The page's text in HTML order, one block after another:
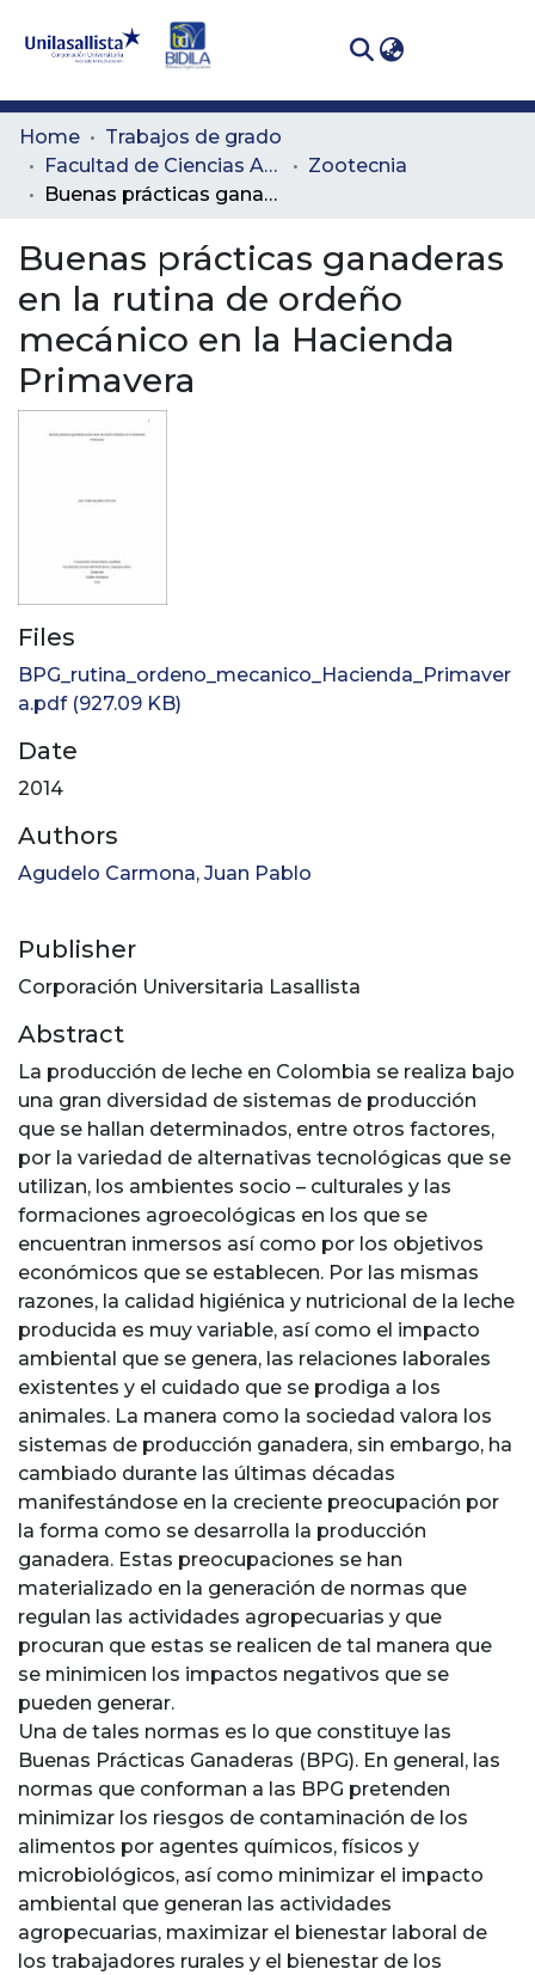
Communities
& Collections
All of DSpace
Statistics
Home
Trabajos de grado
Facultad de Ciencias Administrativas y Agropecuarias
Zootecnia
Buenas prácticas ganaderas en la rutina de ordeño mecánico en la Hacienda Primavera
Buenas prácticas ganaderas
en la rutina de ordeño
mecánico en la Hacienda
Primavera
Files
BPG_rutina_ordeno_mecanico_Hacienda_Primaver
a.pdf(927.09 KB)
Date
2014
Authors
Agudelo Carmona, Juan Pablo
Publisher
Corporación Universitaria Lasallista
Abstract
La producción de leche en Colombia se realiza bajo
una gran diversidad de sistemas de producción
que se hallan determinados, entre otros factores,
por la variedad de alternativas tecnológicas que se
utilizan, los ambientes socio – culturales y las
formaciones agroecológicas en los que se
encuentran inmersos así como por los objetivos
económicos que se establecen. Por las mismas
razones, la calidad higiénica y nutricional de la leche
producida es muy variable, así como el impacto
ambiental que se genera, las relaciones laborales
existentes y el cuidado que se prodiga a los
animales. La manera como la sociedad valora los
sistemas de producción ganadera, sin embargo, ha
cambiado durante las últimas décadas
manifestándose en la creciente preocupación por
la forma como se desarrolla la producción
ganadera. Estas preocupaciones se han
materializado en la generación de normas que
regulan las actividades agropecuarias y que
procuran que estas se realicen de tal manera que
se minimicen los impactos negativos que se
pueden generar.
Una de tales normas es lo que constituye las
Buenas Prácticas Ganaderas (BPG). En general, las
normas que conforman a las BPG pretenden
minimizar los riesgos de contaminación de los
alimentos por agentes químicos, físicos y
microbiológicos, así como minimizar el impacto
ambiental que generan las actividades
agropecuarias, maximizar el bienestar laboral de
los trabajadores rurales y el bienestar de los